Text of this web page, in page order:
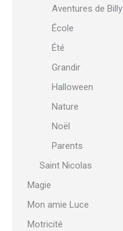
Aventures de Billy
École
Été
Grandir
Halloween
Nature
Noël
Parents
Saint Nicolas
Magie
Mon amie Luce
Motricité